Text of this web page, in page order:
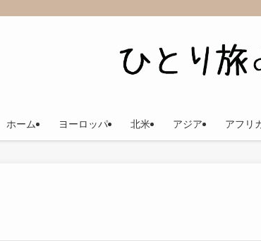
ホーム ヨーロッパ 北米 アジア アフリ